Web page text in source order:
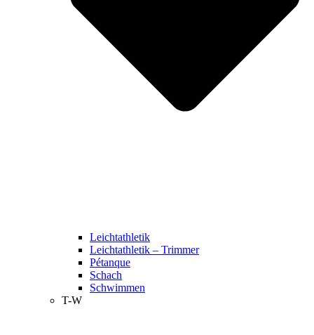
Leichtathletik
Leichtathletik – Trimmer
Pétanque
Schach
Schwimmen
T-W